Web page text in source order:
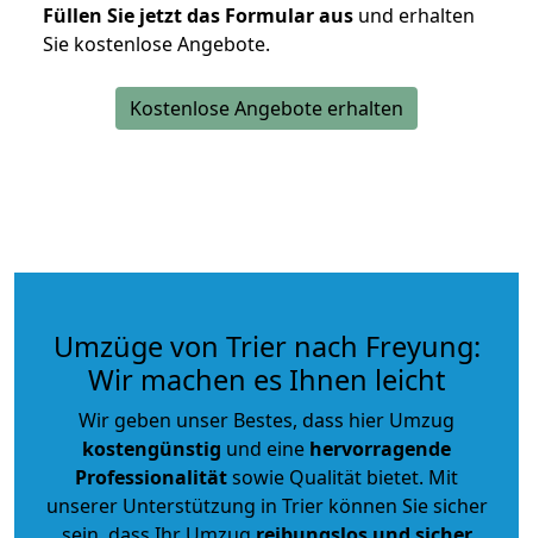
Füllen Sie jetzt das Formular aus und erhalten
Sie kostenlose Angebote.
Kostenlose Angebote erhalten
Umzüge von Trier nach Freyung:
Wir machen es Ihnen leicht
Wir geben unser Bestes, dass hier Umzug
kostengünstig und eine hervorragende
Professionalitätsowie Qualität bietet. Mit
unserer Unterstützung in Trier können Sie sicher